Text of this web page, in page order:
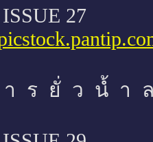
27
ร ยั่ ว นํ้ า